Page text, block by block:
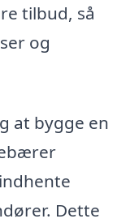
tilbud, så
og
at bygge en
Dette